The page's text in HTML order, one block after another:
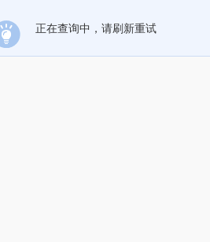
正在查询中，请刷新重试